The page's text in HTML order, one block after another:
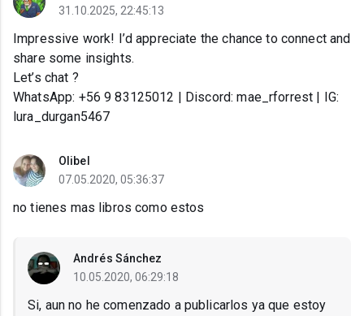
31.10.2025, 22:45:13
Impressive work! I’d appreciate the chance to connect and
share some insights.
Let’s chat ?
WhatsApp: +56 9 83125012 | Discord: mae_rforrest | IG:
lura_durgan5467
Olibel
07.05.2020, 05:36:37
no tienes mas libros como estos
Andrés Sánchez
10.05.2020, 06:29:18
Si, aun no he comenzado a publicarlos ya que estoy